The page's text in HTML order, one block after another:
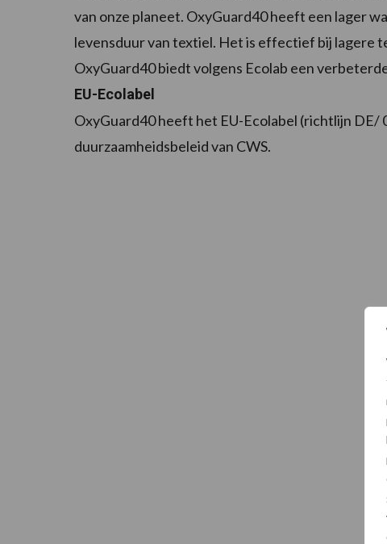
van onze planeet. OxyGuard40 heeft een lager
levensduur van textiel. Het is effectief bij lagere
OxyGuard40 biedt volgens Ecolab een
EU-Ecolabel
OxyGuard40 heeft het EU-Ecolabel (richtlijn DE/
duurzaamheidsbeleid van CWS.